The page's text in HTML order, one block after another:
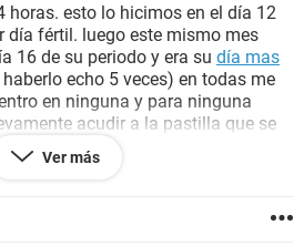
horas. esto lo hicimos en el día 12
día fértil. luego este mismo mes
16 de su periodo y era su día mas
echo 5 veces) en todas me
en ninguna y para ninguna
acudir a la pastilla que se
24...
en su periodo a mi pareja?
y como saberlo
Ver más